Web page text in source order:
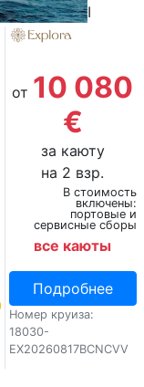
I
от 10 080
€
за каюту
на 2 взр.
В стоимость
включены:
портовые и
сервисные сборы
все каюты
Подробнее
Номер круиза:
18030-
EX20260817BCNCVV